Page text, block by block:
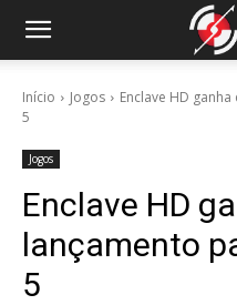
Início Jogos
Enclave HD
5
Jogos
Enclave HD
lançamento
5